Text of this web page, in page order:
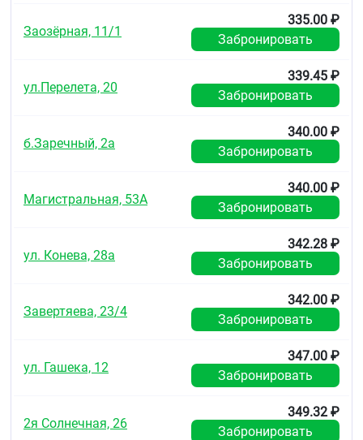
Заозёрная, 11/1
335.00 ₽
Забронировать
ул.Перелета, 20
339.45 ₽
Забронировать
б.Заречный, 2а
340.00 ₽
Забронировать
Магистральная, 53А
340.00 ₽
Забронировать
ул. Конева, 28а
342.28 ₽
Забронировать
Завертяева, 23/4
342.00 ₽
Забронировать
ул. Гашека, 12
347.00 ₽
Забронировать
2я Солнечная, 26
349.32 ₽
Забронировать